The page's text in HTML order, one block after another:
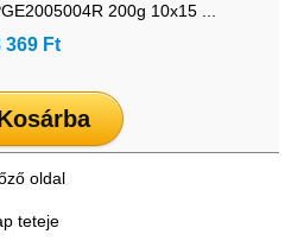
200g 10x15 ...
369 Ft
oldal
teteje